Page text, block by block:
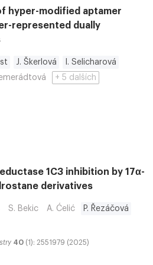
hyper-modified aptamer
represented dually
J. Škerlová
I. Selicharová
+ 5 dalších
1C3 inhibition by 17α-
derivatives
S. Bekic A. Ćelić
P. Řezáčová
40 (1): 2551979 (2025)